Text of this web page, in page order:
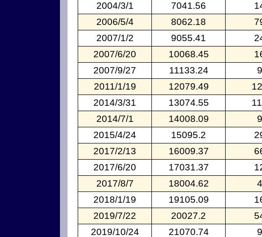
2004/3/1
7041.56
2006/5/4
8062.18
2007/1/2
9055.41
2007/6/20
10068.45
2007/9/27
11133.24
2011/1/19
12079.49
2014/3/31
13074.55
2014/7/1
14008.09
2015/4/24
15095.2
2017/2/13
16009.37
2017/6/20
17031.37
2017/8/7
18004.62
2018/1/19
19105.09
2019/7/22
20027.2
2019/10/24
21070.74